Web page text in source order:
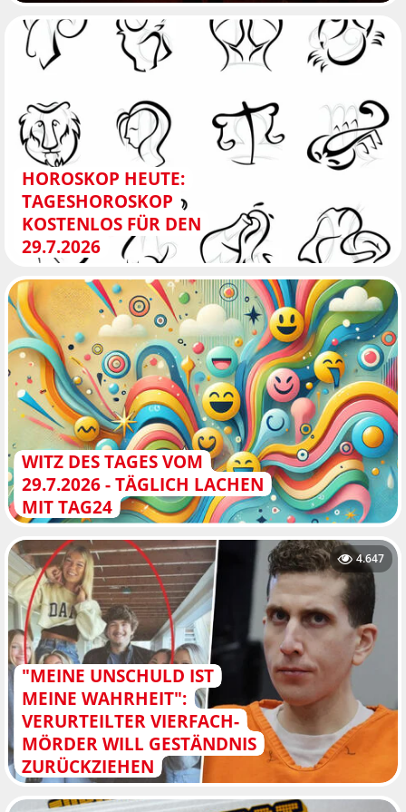
HOROSKOP HEUTE:
TAGESHOROSKOP
KOSTENLOS FÜR DEN
29.7.2026
WITZ DES TAGES VOM
29.7.2026 - TÄGLICH LACHEN
MIT TAG24
"MEINE UNSCHULD IST
MEINE WAHRHEIT":
VERURTEILTER VIERFACH-
MÖRDER WILL GESTÄNDNIS
ZURÜCKZIEHEN
4.647